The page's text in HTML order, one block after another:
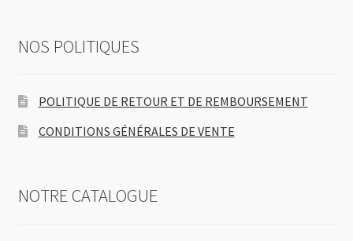
NOS POLITIQUES
POLITIQUE DE RETOUR ET DE REMBOURSEMENT
CONDITIONS GÉNÉRALES DE VENTE
NOTRE CATALOGUE